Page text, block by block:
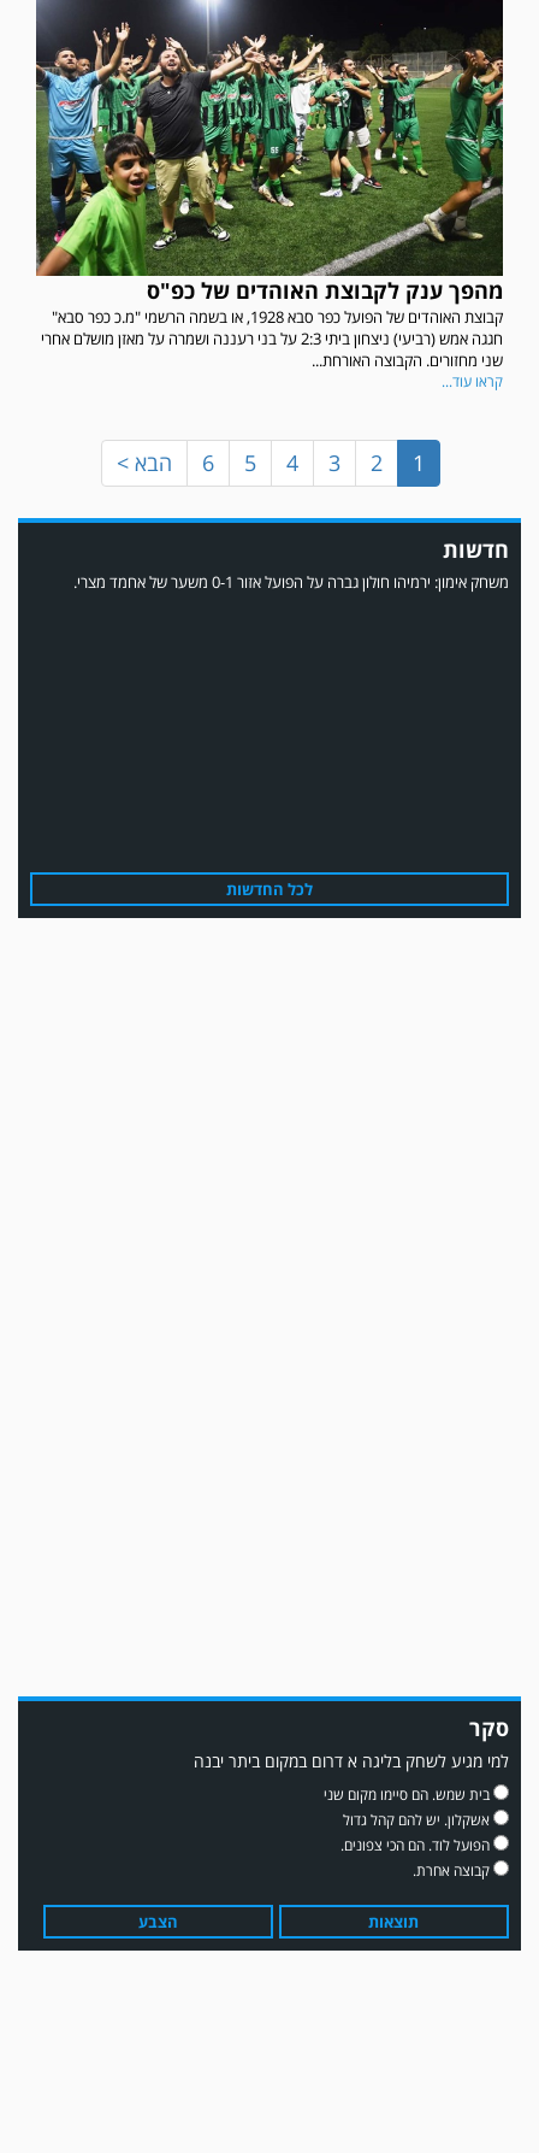
מהפך ענק לקבוצת האוהדים של כפ"ס
קבוצת האוהדים של הפועל כפר סבא 1928, או בשמה הרשמי "מ.כ כפר סבא"
חגגה אמש (רביעי) ניצחון ביתי 2:3 על בני רעננה ושמרה על מאזן מושלם אחרי
שני מחזורים. הקבוצה האורחת...
קראו עוד...
1
2
3
4
5
6 הבא >
חדשות
במשחק אימון שהתקיים הבוקר יום ה' ניצחה קרית מלאכי את עירוני אשדוד 5-0.
משחק אימון: ירמיהו חולון גברה על הפועל אזור 0-1 משער של אחמד מצרי.
משחק אימון: הפועל אזור והפועל מרמורק סיימו בתוצאה 0-0 .
משחק אימון: שדרות גברה על מ.ס. דימונה 1-4.
לכל החדשות
סקר
למי מגיע לשחק בליגה א דרום במקום ביתר יבנה
בית שמש. הם סיימו מקום שני
אשקלון. יש להם קהל גדול
הפועל לוד. הם הכי צפונים.
קבוצה אחרת.
תוצאות הצבע